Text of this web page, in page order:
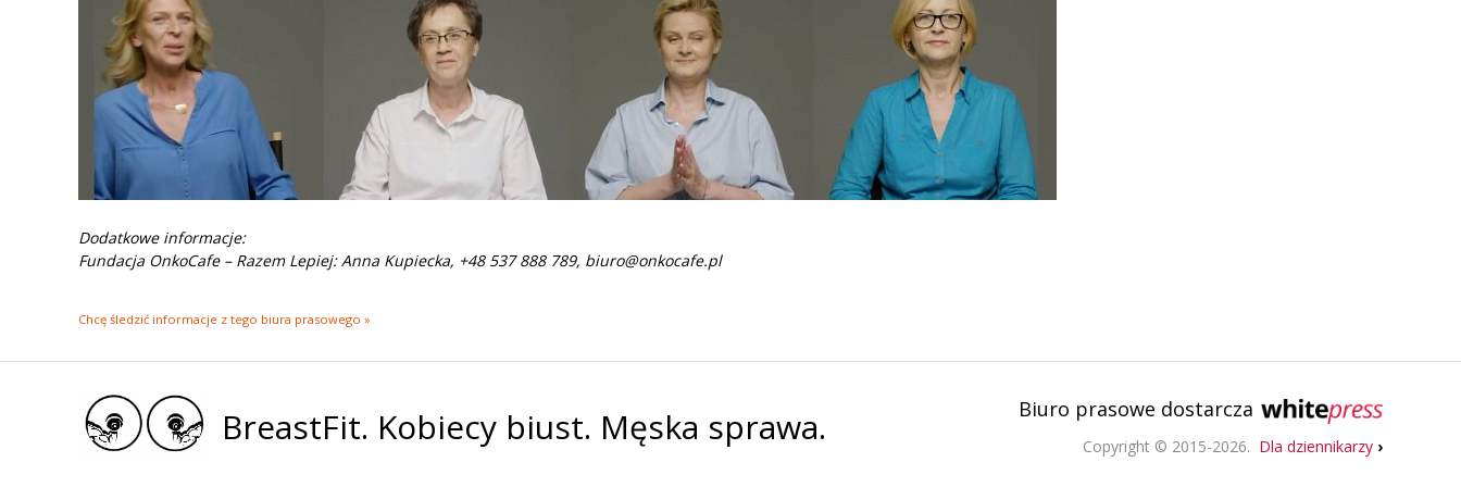
Dodatkowe informacje:
Fundacja OnkoCafe – Razem Lepiej: Anna Kupiecka, +48 537 888 789, biuro@onkocafe.pl
Chcę śledzić informacje z tego biura prasowego »
BreastFit. Kobiecy biust. Męska sprawa. Biuro prasowe dostarcza
Copyright © 2015-2026. Dla dziennikarzy ›